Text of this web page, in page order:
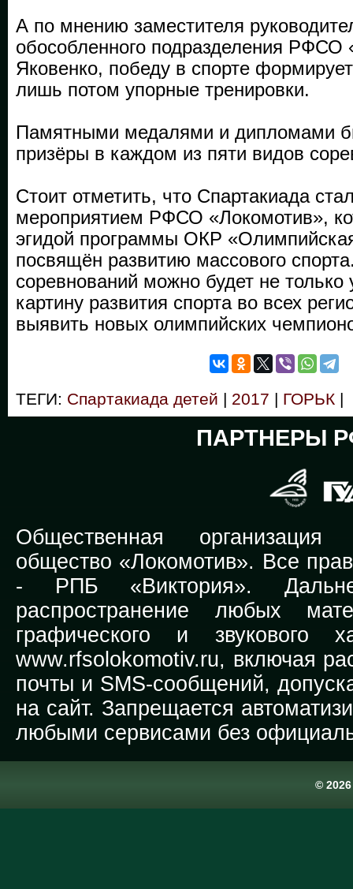
А по мнению заместителя
обособленного подразделения РФСО
Яковенко, победу в спорте
лишь потом упорные тренировки.
Памятными медалями и дипломами
призёры в каждом из пяти видов
Стоит отметить, что Спартакиада
мероприятием РФСО «Локомотив»,
эгидой программы ОКР
посвящён развитию массового
соревнований можно будет не только
картину развития спорта во всех
выявить новых олимпийских
ТЕГИ: Спартакиада детей | 2017 | ГОРЬК |
ПАРТНЕРЫ
Общественная организация
общество «Локомотив». Все
- РПБ «Виктория».
распространение любых
графического и звукового
www.rfsolokomotiv.ru, включая
почты и SMS-сообщений,
на сайт. Запрещается
любыми сервисами без
©